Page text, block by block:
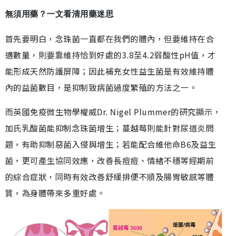
無須用藥？一文看清用藥迷思
首先要明白，念珠菌一直都在我們的體內，但要維持在合
適數量，則要靠維持恰到好處的3.8至4.2弱酸性pH值，才
能形成天然防護屏障；因此補充女性益生菌是有效維持體
內的益菌數目，是抑制致病菌過度繁殖的方法之一。
而英國免疫微生物學權威Dr. Nigel Plummer的研究顯示，
加氏乳酸菌能抑制念珠菌增生；蔓越莓則能針對尿道炎問
題，有助抑制惡菌入侵與增生；若能配合維他命B6及益生
菌，更可產生協同效應，改善長痘痘、情緒不穩等經期前
的綜合症狀，同時有效改善舒緩排便不順及腸胃敏感等體
質，為身體帶來多重好處。